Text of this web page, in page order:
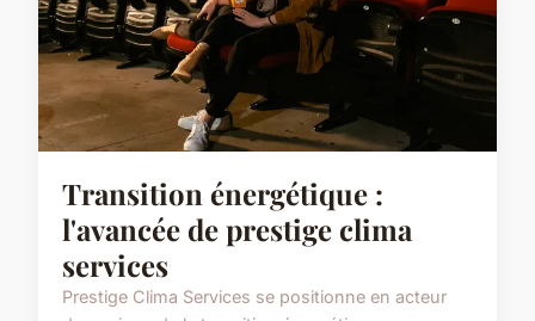
Transition énergétique :
l'avancée de prestige clima
services
Prestige Clima Services se positionne en acteur